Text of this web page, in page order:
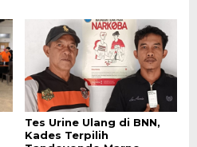
Tes Urine Ulang di BNN,
Kades Terpilih